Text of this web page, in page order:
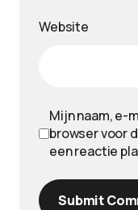
Website
Mijn naam, e-
browser voor
een reactie
Submit